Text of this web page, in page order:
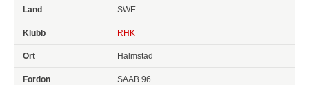
SWE
RHK
Halmstad
SAAB 96